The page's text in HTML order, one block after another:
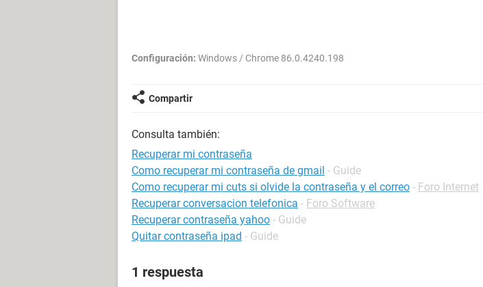
Configuración: Windows / Chrome 86.0.4240.198
Compartir
Consulta también:
Recuperar mi contraseña
Como recuperar mi contraseña de gmail - Guide
Como recuperar mi cuts si olvide la contraseña y el correo - Foro Internet
Recuperar conversacion telefonica - Foro Software
Recuperar contraseña yahoo - Guide
Quitar contraseña ipad - Guide
1 respuesta